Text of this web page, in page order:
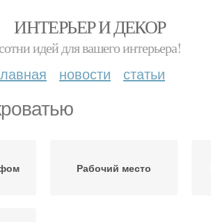
ИНТЕРЬЕР И ДЕКОР
сотни идей для вашего интерьера!
новости статьи
Рабочий место